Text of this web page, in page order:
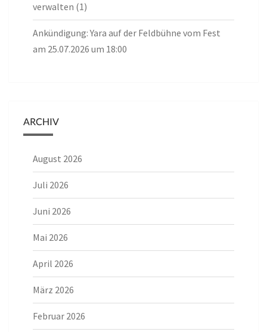
verwalten (1)
Ankündigung: Yara auf der Feldbühne vom Fest
am 25.07.2026 um 18:00
ARCHIV
August 2026
Juli 2026
Juni 2026
Mai 2026
April 2026
März 2026
Februar 2026